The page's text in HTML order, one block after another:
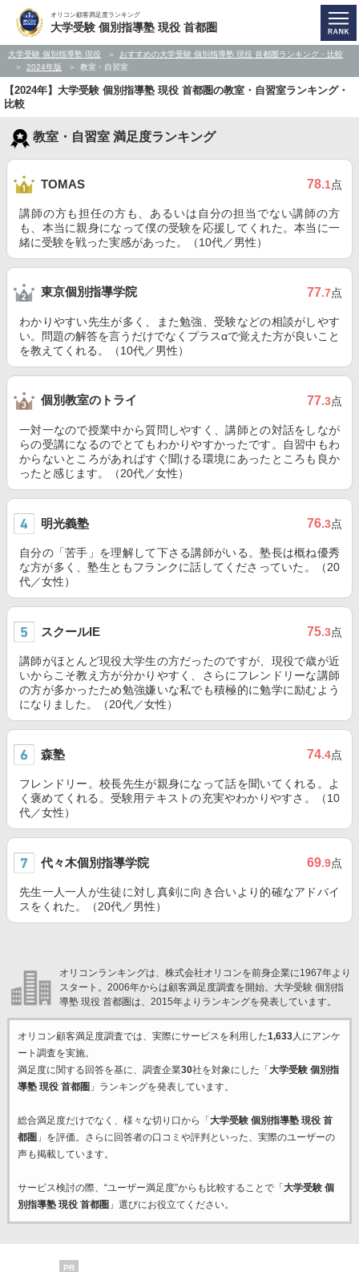
オリコン顧客満足度ランキング
大学受験 個別指導塾 現役 首都圏
大学受験 個別指導塾 現役
おすすめの大学受験 個別指導塾 現役 首都圏ランキング・比較
2024年版
教室・自習室
【2024年】大学受験 個別指導塾 現役 首都圏の教室・自習室ランキング・
比較
教室・自習室 満足度ランキング
TOMAS 78.1点
講師の方も担任の方も、あるいは自分の担当でない講師の方
も、本当に親身になって僕の受験を応援してくれた。本当に一
緒に受験を戦った実感があった。（10代／男性）
東京個別指導学院 77.7点
わかりやすい先生が多く、また勉強、受験などの相談がしやす
い。問題の解答を言うだけでなくプラスαで覚えた方が良いこと
を教えてくれる。（10代／男性）
個別教室のトライ 77.3点
一対一なので授業中から質問しやすく、講師との対話をしなが
らの受講になるのでとてもわかりやすかったです。自習中もわ
からないところがあればすぐ聞ける環境にあったところも良か
ったと感じます。（20代／女性）
明光義塾 76.3点
自分の「苦手」を理解して下さる講師がいる。塾長は概ね優秀
な方が多く、塾生ともフランクに話してくださっていた。（20
代／女性）
スクールIE 75.3点
講師がほとんど現役大学生の方だったのですが、現役で歳が近
いからこそ教え方が分かりやすく、さらにフレンドリーな講師
の方が多かったため勉強嫌いな私でも積極的に勉学に励むよう
になりました。（20代／女性）
森塾 74.4点
フレンドリー。校長先生が親身になって話を聞いてくれる。よ
く褒めてくれる。受験用テキストの充実やわかりやすさ。（10
代／女性）
代々木個別指導学院 69.9点
先生一人一人が生徒に対し真剣に向き合いより的確なアドバイ
スをくれた。（20代／男性）
オリコンランキングは、株式会社オリコンを前身企業に1967年より
スタート。2006年からは顧客満足度調査を開始。大学受験 個別指
導塾 現役 首都圏は、2015年よりランキングを発表しています。
オリコン顧客満足度調査では、実際にサービスを利用した1,633人にアンケ
ート調査を実施。
満足度に関する回答を基に、調査企業30社を対象にした「 大学受験 個別指
導塾 現役 首都圏 」ランキングを発表しています。
総合満足度だけでなく、様々な切り口から「 大学受験 個別指導塾 現役 首
都圏 」を評価。さらに回答者の口コミや評判といった、実際のユーザーの
声も掲載しています。
サービス検討の際、“ユーザー満足度”からも比較することで「 大学受験 個
別指導塾 現役 首都圏 」選びにお役立てください。
PR